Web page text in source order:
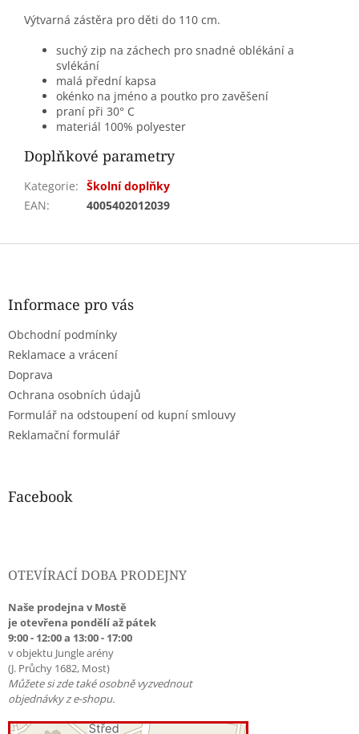
Výtvarná zástěra pro děti do 110 cm.
suchý zip na záchech pro snadné oblékání a
svlékání
malá přední kapsa
okénko na jméno a poutko pro zavěšení
praní při 30° C
materiál 100% polyester
Doplňkové parametry
Kategorie: Školní doplňky
EAN: 4005402012039
Z
Informace pro vás
Obchodní podmínky
Reklamace a vrácení
Doprava
Ochrana osobních údajů
Formulář na odstoupení od kupní smlouvy
Reklamační formulář
Facebook
OTEVÍRACÍ DOBA PRODEJNY
Naše prodejna v Mostě
je otevřena pondělí až pátek
9:00 - 12:00 a 13:00 - 17:00
v objektu Jungle arény
(J. Průchy 1682, Most)
Můžete si zde také osobně vyzvednout
objednávky z e-shopu.